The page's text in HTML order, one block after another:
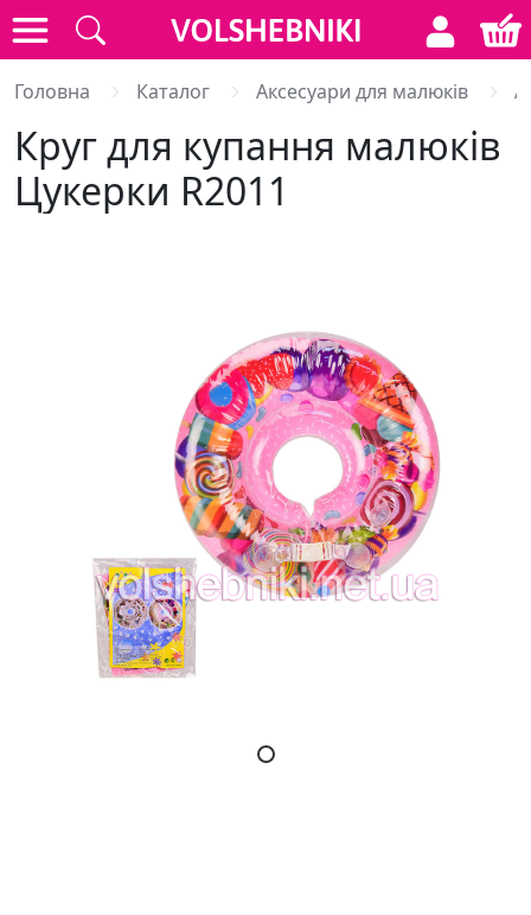
Головна Каталог Аксесуари для малюків
Круг для купання малюків
Цукерки R2011